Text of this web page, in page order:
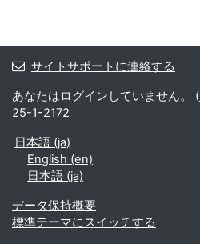
サイトサポートに連絡する
あなたはログインしていません。 (
25-1-2172
日本語 ‎(ja)‎
English ‎(en)‎
日本語 ‎(ja)‎
データ保持概要
標準テーマにスイッチする